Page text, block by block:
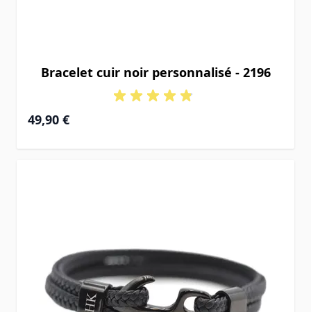
Bracelet cuir noir personnalisé - 2196
49,90 €